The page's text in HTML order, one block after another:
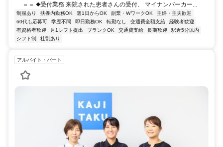
＝＝ ◆受付業務 来院された患者さんの受付、 マイナンバーカー...
制服あり 扶養内勤務OK 週1日からOK 副業・WワークOK
主婦・主夫歓迎
60代も応募可
学歴不問 即日勤務OK 転勤なし 交通費全額支給
経験者歓迎
有資格者歓迎
月1シフト提出 ブランクOK 交通費支給 長期歓迎
駅近5分以内
シフト制
社割あり
アルバイト・パート